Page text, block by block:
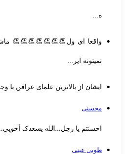
ه...
واقعا ای ول👏👏👏👏👏👏👏
نمیتونه ایر...
ایشان از بالاترین علمای عراقن با
محسنی
احسنتم یا رجل...الله یسعدک أخويي.....
طوبی عینی